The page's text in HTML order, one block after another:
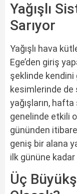
Yağışlı
Sarıyor
Yağışlı hava
Ege’den giriş
şeklinde kendini
kesimlerinde de
yağışların,
genelinde etkili
gününden
geniş bir alana
ilk gününe
Üç